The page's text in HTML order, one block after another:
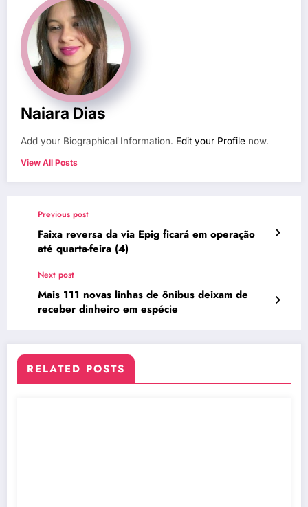
Naiara Dias
Add your Biographical Information. Edit your Profile now.
View All Posts
Previous post
Faixa reversa da via Epig ficará em operação
até quarta-feira (4)
Next post
Mais 111 novas linhas de ônibus deixam de
receber dinheiro em espécie
RELATED POSTS